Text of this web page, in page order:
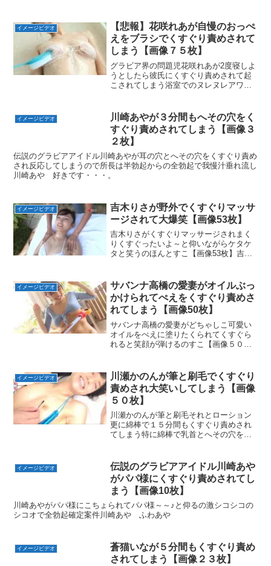
イメージビデオ
【悲報】花咲れあが自慢のおっぺ
えをブラシでくすぐり責めされて
しまう【画像７５枚】
グラビア界の問題児花咲れあが2度寝しよ
うとしたら彼氏にくすぐり責めされて起
こされてしまう浴室でのヌレヌレアワア
ロ 花咲れあ
イメージビデオ
川崎あやが３分間もへその穴をく
すぐり責めされてしまう【画像３
２枚】
伝説のグラビアアイドル川崎あやが耳の穴とへその穴をくすぐり責め
され反応してしまうので所長は半勃起からの全勃起で我慢汁垂れ流し
川崎あや 好きです・・・。
イメージビデオ
吉木りさが野外でくすぐりマッサ
ージされて大爆笑【画像53枚】
吉木りさがくすぐりマッサージされまく
りくすぐったいよ～と仰いながらケタケ
タと笑うのほんとすこ【画像53枚】吉木
イメージビデオ
サバンナ高橋の愛妻がオイルぶっ
かけられてぺえをくすぐり責めさ
れてしまう【画像50枚】
サバンナ高橋の愛妻がどちゃしこ可愛い
オイルをぺえに塗りたくられてくすぐら
れると笑顔が弾けるのすこ【画像５０
イメージビデオ
川瀬かのんが筆と刷毛でくすぐり
責めされ大笑いしてしまう【画像
５０枚】
川瀬かのんが筆と刷毛それとローション
更に綿棒で１５分間もくすぐり責めされ
てしまう特に綿棒で乳首とへその穴をく
チオン！
イメージビデオ
伝説のグラビアアイドル川崎あや
がパパ様にくすぐり責めされてし
まう【画像10枚】
川崎あやがパパ様にこちょられてパパ様～～♪と仰るの激シコシコの
シコオで全勃起確定案件川崎あや ふわあや
イメージビデオ
蒼猫いなが５分間もくすぐり責め
されてしまう【画像２３枚】